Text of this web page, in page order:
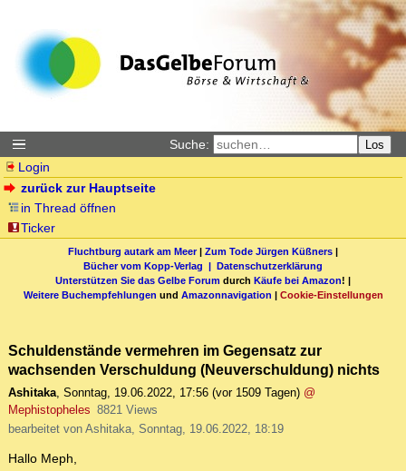
Suche: Los
Login
zurück zur Hauptseite
in Thread öffnen
Ticker
Fluchtburg autark am Meer| Zum Tode Jürgen Küßners |
Bücher vom Kopp-Verlag | Datenschutzerklärung
Unterstützen Sie das Gelbe Forum durch Käufe bei Amazon! |
Weitere Buchempfehlungen und Amazonnavigation | Cookie-Einstellungen
Schuldenstände vermehren im Gegensatz zur
wachsenden Verschuldung (Neuverschuldung) nichts
Ashitaka, Sonntag, 19.06.2022, 17:56 (vor 1509 Tagen) @
Mephistopheles 8821 Views
bearbeitet von Ashitaka, Sonntag, 19.06.2022, 18:19
Hallo Meph,